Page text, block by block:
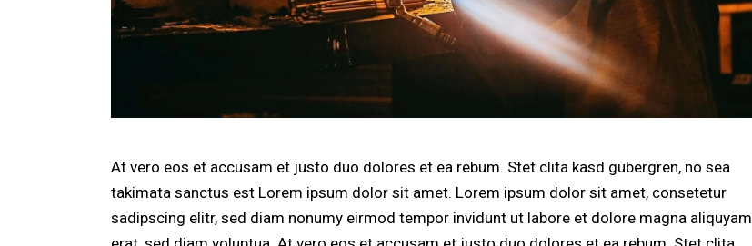
At vero eos et accusam et justo duo dolores et ea rebum. Stet clita kasd gubergren, no sea
takimata sanctus est Lorem ipsum dolor sit amet. Lorem ipsum dolor sit amet, consetetur
sadipscing elitr, sed diam nonumy eirmod tempor invidunt ut labore et dolore magna aliquyam